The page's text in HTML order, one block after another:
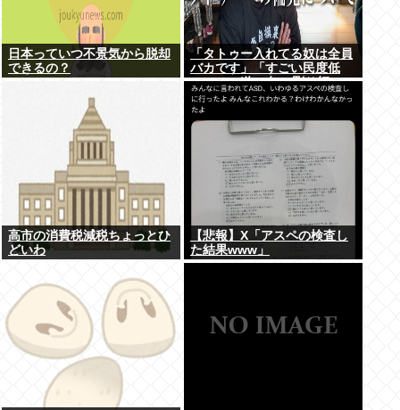
日本っていつ不景気から脱却
できるの？
「タトゥー入れてる奴は全員
バカです」「すごい民度低
い」この道23年の彫り師
YouTuberの動画が話題
高市の消費税減税ちょっとひ
どいわ
【悲報】X「アスペの検査し
た結果www」